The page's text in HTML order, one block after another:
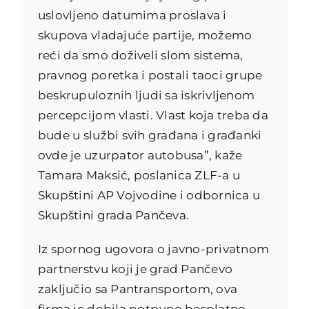
uslovljeno datumima proslava i
skupova vladajuće partije, možemo
reći da smo doživeli slom sistema,
pravnog poretka i postali taoci grupe
beskrupuloznih ljudi sa iskrivljenom
percepcijom vlasti. Vlast koja treba da
bude u službi svih građana i građanki
ovde je uzurpator autobusa”, kaže
Tamara Maksić, poslanica ZLF-a u
Skupštini AP Vojvodine i odbornica u
Skupštini grada Pančeva.
Iz spornog ugovora o javno-privatnom
partnerstvu koji je grad Pančevo
zaključio sa Pantransportom, ova